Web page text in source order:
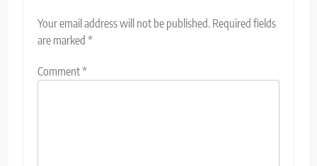
Your email address will not be published. Required fields
are marked *
Comment*